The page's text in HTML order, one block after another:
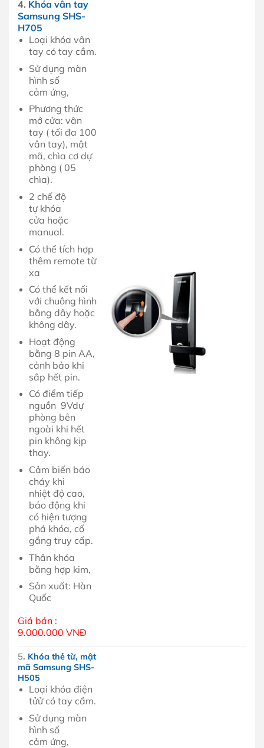
4. Khóa vân tay
Samsung SHS-
H705
Loại khóa vân
tay có tay cầm.
Sử dụng màn
hình số
cảm ứng,
Phương thức
mở cửa: vân
tay ( tối đa 100
vân tay), mật
mã, chìa cơ dự
phòng ( 05
chìa).
2 chế độ
tự khóa
cửa hoặc
manual.
Có thể tích hợp
thêm remote từ
xa
Có thể kết nối
với chuông hình
bằng dây hoặc
không dây.
Hoạt động
bằng 8 pin AA,
cảnh bảo khi
sắp hết pin.
Có điểm tiếp
nguồn 9Vdự
phòng bên
ngoài khi hết
pin không kịp
thay.
Cảm biến báo
cháy khi
nhiệt độ cao,
báo động khi
có hiện tượng
phá khóa, cố
gắng truy cấp.
Thân khóa
bằng hợp kim,
Sản xuất: Hàn
Quốc
Giá bán :
9.000.000 VNĐ
5. Khóa thẻ từ, mật
mã Samsung SHS-
H505
Loại khóa điện
tửử có tay cầm.
Sử dụng màn
hình số
cảm ứng,